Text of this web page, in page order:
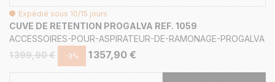
Expédié sous 10/15 jours
CUVE DE RETENTION PROGALVA REF. 1059
ACCESSOIRES-POUR-ASPIRATEUR-DE-RAMONAGE-PROGALVA
1 399,90 €
-3% 1 357,90 €